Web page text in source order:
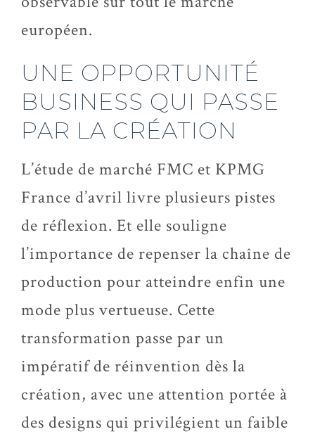
européen.
UNE OPPORTUNITÉ
BUSINESS QUI PASSE
PAR LA CRÉATION
L’étude de marché FMC et KPMG
France d’avril livre plusieurs pistes
de réflexion. Et elle souligne
l’importance de repenser la chaîne de
production pour atteindre enfin une
mode plus vertueuse. Cette
transformation passe par un
impératif de réinvention dès la
création, avec une attention portée à
des designs qui privilégient un faible